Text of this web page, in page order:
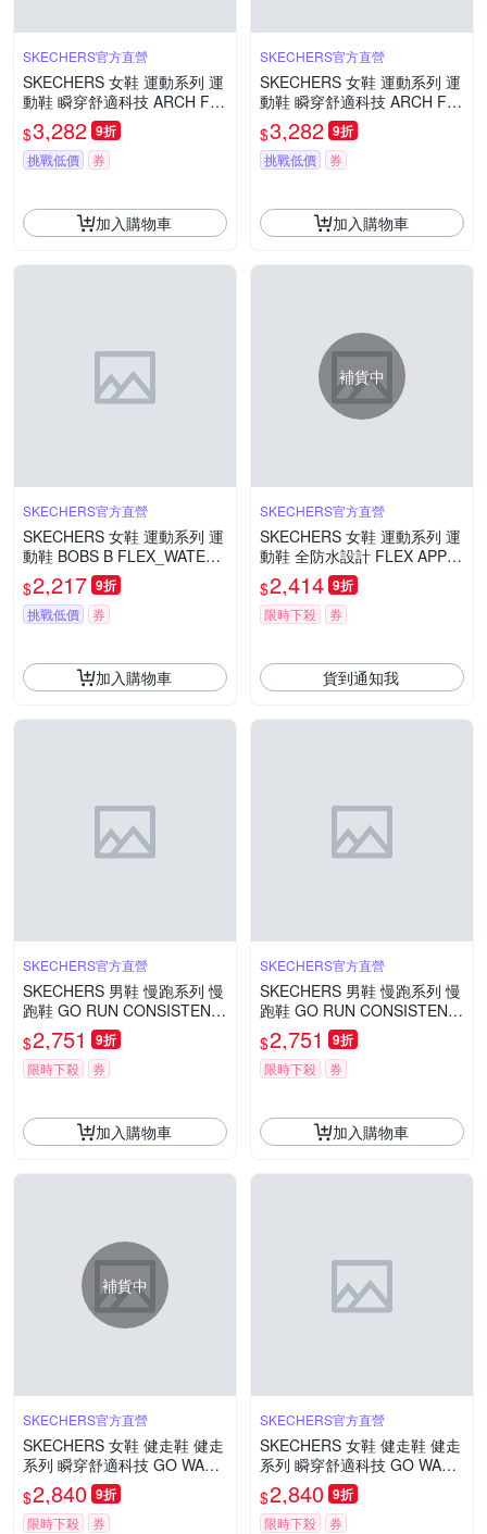
SKECHERS官方直營
SKECHERS 女鞋 運動系列 運
動鞋 瞬穿舒適科技 ARCH FIT
2.0 WATERPROOF 全防水鞋
面 - 150337BBK
$3,282 9折
挑戰低價 券
加入購物車
SKECHERS官方直營
SKECHERS 女鞋 運動系列 運
動鞋 瞬穿舒適科技 ARCH FIT
2.0 WATERPROOF 全防水鞋
面 - 150337OLV
$3,282 9折
挑戰低價 券
加入購物車
SKECHERS官方直營
SKECHERS 女鞋 運動系列 運
動鞋 BOBS B FLEX_WATERP
ROOF - 117351BBK
$2,217 9折
挑戰低價 券
加入購物車
補貨中
SKECHERS官方直營
SKECHERS 女鞋 運動系列 運
動鞋 全防水設計 FLEX APPE
AL 5.0_WATERPROOF - 150
213NVY
$2,414 9折
限時下殺 券
貨到通知我
SKECHERS官方直營
SKECHERS 男鞋 慢跑系列 慢
跑鞋 GO RUN CONSISTENT
2.0_WATERPROOF - 220874
NVY
$2,751 9折
限時下殺 券
加入購物車
SKECHERS官方直營
SKECHERS 男鞋 慢跑系列 慢
跑鞋 GO RUN CONSISTENT
2.0_WATERPROOF - 220874
BKLM
$2,751 9折
限時下殺 券
加入購物車
補貨中
SKECHERS官方直營
SKECHERS 女鞋 健走鞋 健走
系列 瞬穿舒適科技 GO WALK
FLEX_WATERPROOF - 1248
46CCLV
$2,840 9折
限時下殺 券
SKECHERS官方直營
SKECHERS 女鞋 健走鞋 健走
系列 瞬穿舒適科技 GO WALK
FLEX_WATERPROOF - 1248
46BBK
$2,840 9折
限時下殺 券